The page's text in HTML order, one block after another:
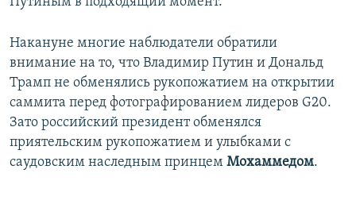
Накануне многие наблюдатели обратили
внимание на то, что Владимир Путин и Дональд
Трамп не обменялись рукопожатием на открытии
саммита перед фотографированием лидеров G20.
Зато российский президент обменялся
приятельским рукопожатием и улыбками с
саудовским наследным принцем Мохаммедом.